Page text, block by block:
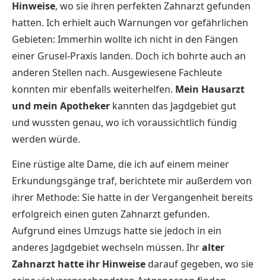
Hinweise, wo sie ihren perfekten Zahnarzt gefunden
hatten. Ich erhielt auch Warnungen vor gefährlichen
Gebieten: Immerhin wollte ich nicht in den Fängen
einer Grusel-Praxis landen. Doch ich bohrte auch an
anderen Stellen nach. Ausgewiesene Fachleute
konnten mir ebenfalls weiterhelfen. Mein Hausarzt
und mein Apotheker kannten das Jagdgebiet gut
und wussten genau, wo ich voraussichtlich fündig
werden würde.
Eine rüstige alte Dame, die ich auf einem meiner
Erkundungsgänge traf, berichtete mir außerdem von
ihrer Methode: Sie hatte in der Vergangenheit bereits
erfolgreich einen guten Zahnarzt gefunden.
Aufgrund eines Umzugs hatte sie jedoch in ein
anderes Jagdgebiet wechseln müssen. Ihralter
Zahnarzt hatte ihr Hinweisedarauf gegeben, wo sie